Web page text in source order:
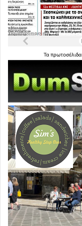
Τα πρωτοσέλιδα